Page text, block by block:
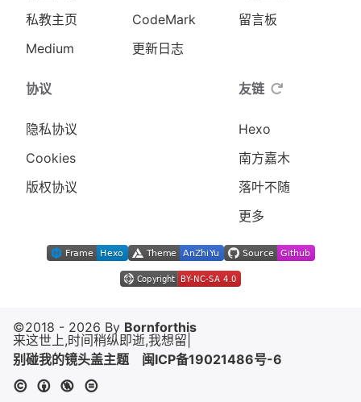
私教主页
Medium
CodeMark
更新日志
留言板
协议
隐私协议
Cookies
版权协议
友链
Hexo
南方嘉木
落叶不随
更多
©2018 - 2026 By Bornforthis
来这世上,时间稍纵即逝,我想留下意
别碰我的镜头盖主题
闽ICP备19021486号-6